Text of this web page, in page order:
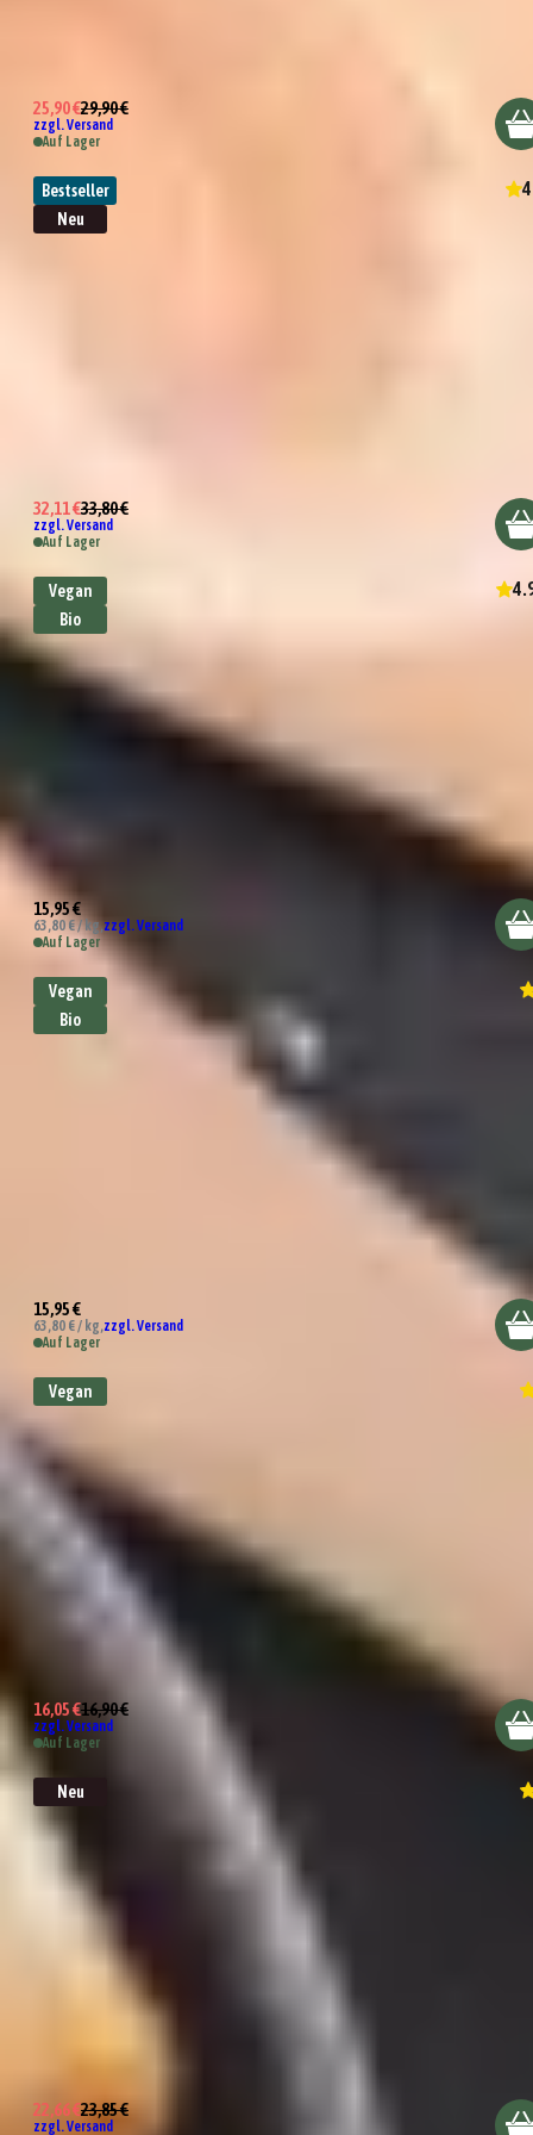
25,90 €29,90 €
zzgl. Versand
Auf Lager
Bestseller
Neu
32,11 €33,80 €
zzgl. Versand
Auf Lager
Vegan
Bio
15,95 €
63,80 € / kg,zzgl. Versand
Auf Lager
Vegan
Bio
15,95 €
63,80 € / kg,zzgl. Versand
Auf Lager
Vegan
Klassik Grillsaucen Set
16,05 €16,90 €
zzgl. Versand
Auf Lager
Neu
22,66 €23,85 €
zzgl. Versand